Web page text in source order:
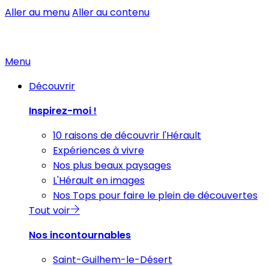
Aller au menuAller au contenu
Menu
Découvrir
Inspirez-moi !
10 raisons de découvrir l'Hérault
Expériences à vivre
Nos plus beaux paysages
L'Hérault en images
Nos Tops pour faire le plein de découvertes
Tout voir
Nos incontournables
Saint-Guilhem-le-Désert